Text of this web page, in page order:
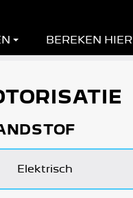
BEREKEN HIER
Elektrisch